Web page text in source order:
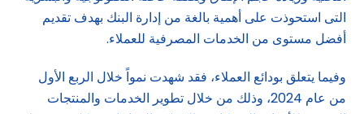
التى استحوذت على أهمية بالغة من إدارة البنك بهدف تقديم
أفضل مستوى من الخدمات المصرفية للعملاء.
وفيما يتعلق بودائع العملاء، فقد شهدت نمواً خلال الربع الأول
من عام 2024، وذلك من خلال تطوير الخدمات والمنتجات